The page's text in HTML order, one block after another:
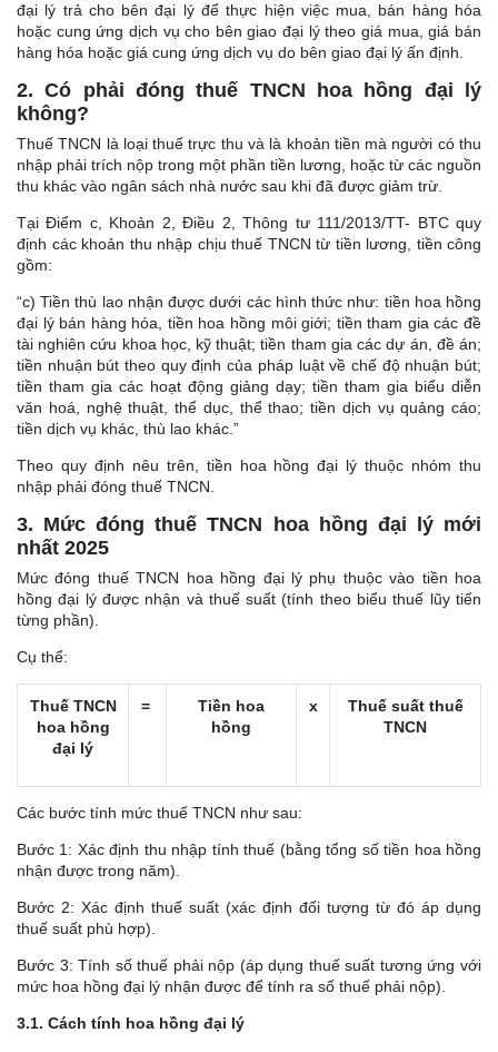
đại lý trả cho bên đại lý để thực hiện việc mua, bán hàng hóa
hoặc cung ứng dịch vụ cho bên giao đại lý theo giá mua, giá bán
hàng hóa hoặc giá cung ứng dịch vụ do bên giao đại lý ấn định.
2. Có phải đóng thuế TNCN hoa hồng đại lý
không?
Thuế TNCN là loại thuế trực thu và là khoản tiền mà người có thu
nhập phải trích nộp trong một phần tiền lương, hoặc từ các nguồn
thu khác vào ngân sách nhà nước sau khi đã được giảm trừ.
Tại Điểm c, Khoản 2, Điều 2, Thông tư 111/2013/TT- BTC quy
định các khoản thu nhập chịu thuế TNCN từ tiền lương, tiền công
gồm:
“c) Tiền thù lao nhận được dưới các hình thức như: tiền hoa hồng
đại lý bán hàng hóa, tiền hoa hồng môi giới; tiền tham gia các đề
tài nghiên cứu khoa học, kỹ thuật; tiền tham gia các dự án, đề án;
tiền nhuận bút theo quy định của pháp luật về chế độ nhuận bút;
tiền tham gia các hoạt động giảng dạy; tiền tham gia biểu diễn
văn hoá, nghệ thuật, thể dục, thể thao; tiền dịch vụ quảng cáo;
tiền dịch vụ khác, thù lao khác.”
Theo quy định nêu trên, tiền hoa hồng đại lý thuộc nhóm thu
nhập phải đóng thuế TNCN.
3. Mức đóng thuế TNCN hoa hồng đại lý mới
nhất 2025
Mức đóng thuế TNCN hoa hồng đại lý phụ thuộc vào tiền hoa
hồng đại lý được nhận và thuế suất (tính theo biểu thuế lũy tiến
từng phần).
Cụ thể:
Thuế TNCN
hoa hồng
đại lý
=
Tiền hoa
hồng
x
Thuế suất thuế
TNCN
Các bước tính mức thuế TNCN như sau:
Bước 1: Xác định thu nhập tính thuế (bằng tổng số tiền hoa hồng
nhận được trong năm).
Bước 2: Xác định thuế suất (xác định đối tượng từ đó áp dụng
thuế suất phù hợp).
Bước 3: Tính số thuế phải nộp (áp dụng thuế suất tương ứng với
mức hoa hồng đại lý nhận được để tính ra số thuế phải nộp).
3.1. Cách tính hoa hồng đại lý